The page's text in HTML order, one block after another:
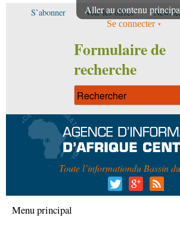
Aller au contenu
S’abonner Voir les offres
Se connecter
Formulaire de
recherche
Toute l’informationdu Bassin
Menu principal